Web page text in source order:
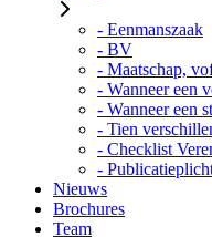
- Eenmanszaak
- BV
- Maatschap,
- Wanneer een
- Wanneer een
- Tien
- Checklist
-
Nieuws
Brochures
Team